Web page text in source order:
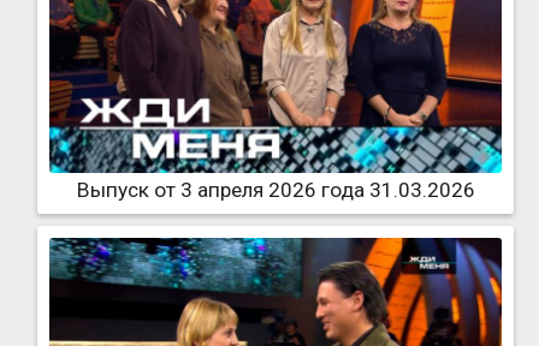
Выпуск от 3 апреля 2026 года 31.03.2026